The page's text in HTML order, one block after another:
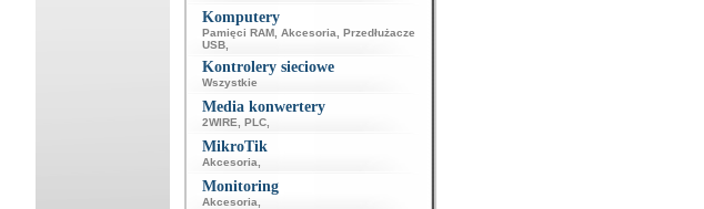
Komputery
Pamięci RAM, Akcesoria
Przedłużacze
USB,
Kontrolery sieciowe
Wszystkie
Media konwertery
2WIRE PLC,
MikroTik
Akcesoria
Monitoring
Akcesoria